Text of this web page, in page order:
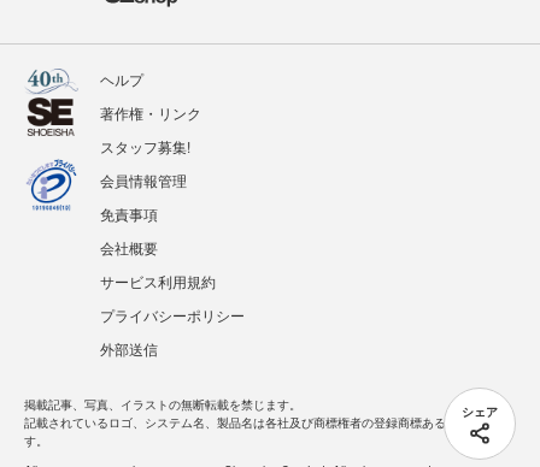
シェア
ヘルプ
著作権・リンク
スタッフ募集!
会員情報管理
免責事項
会社概要
サービス利用規約
プライバシーポリシー
外部送信
掲載記事、写真、イラストの無断転載を禁じます。
記載されているロゴ、システム名、製品名は各社及び商標権者の登録商標あるいは商標で
す。